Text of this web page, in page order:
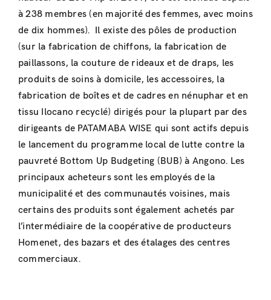
à 238 membres (en majorité des femmes, avec moins
de dix hommes). Il existe des pôles de production
(sur la fabrication de chiffons, la fabrication de
paillassons, la couture de rideaux et de draps, les
produits de soins à domicile, les accessoires, la
fabrication de boîtes et de cadres en nénuphar et en
tissu Ilocano recyclé) dirigés pour la plupart par des
dirigeants de PATAMABA WISE qui sont actifs depuis
le lancement du programme local de lutte contre la
pauvreté Bottom Up Budgeting (BUB) à Angono. Les
principaux acheteurs sont les employés de la
municipalité et des communautés voisines, mais
certains des produits sont également achetés par
l’intermédiaire de la coopérative de producteurs
Homenet, des bazars et des étalages des centres
commerciaux.